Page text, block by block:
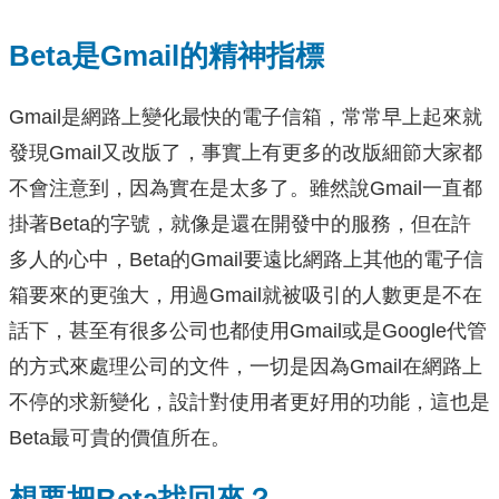
Beta是Gmail的精神指標
Gmail是網路上變化最快的電子信箱，常常早上起來就
發現Gmail又改版了，事實上有更多的改版細節大家都
不會注意到，因為實在是太多了。雖然說Gmail一直都
掛著Beta的字號，就像是還在開發中的服務，但在許
多人的心中，Beta的Gmail要遠比網路上其他的電子信
箱要來的更強大，用過Gmail就被吸引的人數更是不在
話下，甚至有很多公司也都使用Gmail或是Google代管
的方式來處理公司的文件，一切是因為Gmail在網路上
不停的求新變化，設計對使用者更好用的功能，這也是
Beta最可貴的價值所在。